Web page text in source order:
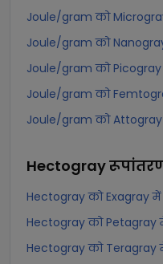
Joule/gram को
Joule/gram को
Joule/gram को
Joule/gram को
Joule/gram को
Hectogray
Hectogray को Exagray
Hectogray को Petagray
Hectogray को Teragray